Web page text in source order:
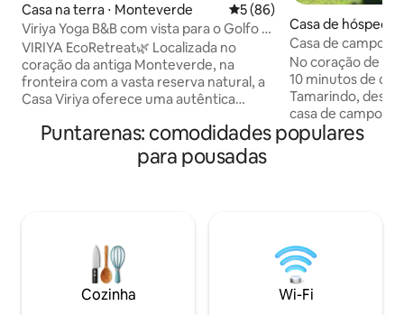
Casa na terra ⋅ Monteverde 5 de uma avaliação média
5 (86)
Viriya Yoga B&B com vista para o Golfo e
para o pôr do sol na floresta nublada
VIRIYA EcoRetreat🌿 Localizada no
coração da antiga Monteverde, na
fronteira com a vasta reserva natural, a
Casa Viriya oferece uma autêntica
o pôr do sol enquanto está cercado por
pássaros endêmicos e vida selvagem.
Casa de terra, com muitas janelas, a casa
Golfo e do pôr do sol 🧘 Ioga privada
opcional (professor certificado) Um
espaço de apoio para reflexão interior e
atenção plena.
Casa de
do
Casa de campo
No coração de
10 minutos de
Tamarindo,
casa de campo
estiver
outras 2 casas
dia, rede, espaço
Muita
ao redor. Casa
obrigatória para
Puntarenas: comodidades populares
para pousadas
Cozinha Wi-Fi